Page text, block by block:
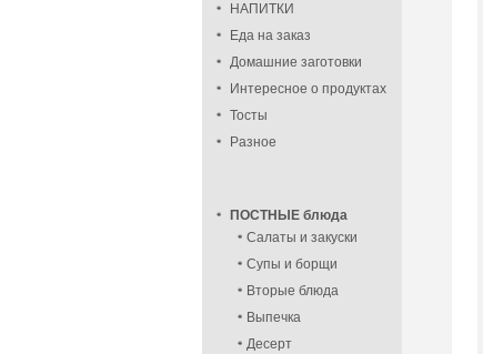
НАПИТКИ
Еда на заказ
Домашние заготовки
Интересное о продуктах
Тосты
Разное
ПОСТНЫЕ блюда
Салаты и закуски
Супы и борщи
Вторые блюда
Выпечка
Десерт